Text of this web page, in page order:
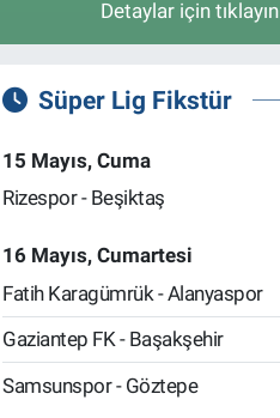
Detaylar için tıklayın
Süper Lig Fikstür
15 Mayıs, Cuma
Rizespor - Beşiktaş
16 Mayıs, Cumartesi
Fatih Karagümrük - Alanyaspor
Gaziantep FK - Başakşehir
Samsunspor - Göztepe